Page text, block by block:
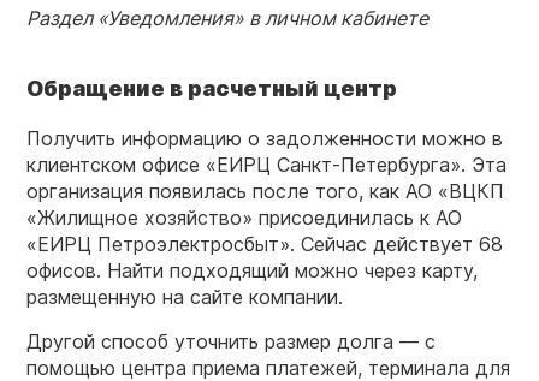
Раздел «Уведомления» в личном кабинете
Обращение в расчетный центр
Получить информацию о задолженности можно в
клиентском офисе «ЕИРЦ Санкт-Петербурга». Эта
организация появилась после того, как АО «ВЦКП
«Жилищное хозяйство» присоединилась к АО
«ЕИРЦ Петроэлектросбыт». Сейчас действует 68
офисов. Найти подходящий можно через карту,
размещенную на сайте компании.
Другой способ уточнить размер долга — с
помощью центра приема платежей, терминала для